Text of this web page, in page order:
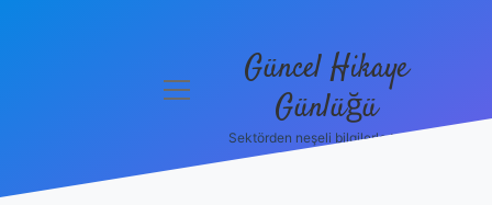
menüyü
Güncel Hikaye
Günlüğü
Sektörden neşeli bilgilerle tanış!